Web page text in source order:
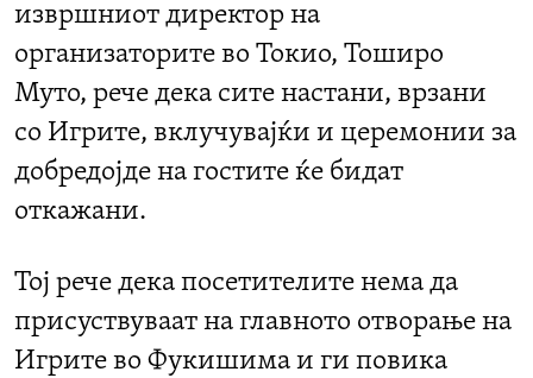
извршниот директор на
организаторите во Токио, Тоширо
Муто, рече дека сите настани, врзани
со Игрите, вклучувајќи и церемонии за
добредојде на гостите ќе бидат
откажани.
Тој рече дека посетителите нема да
присуствуваат на главното отворање на
Игрите во Фукишима и ги повика